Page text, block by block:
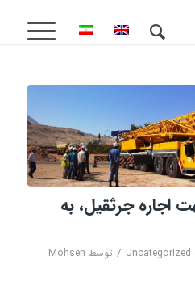
اجاره جرثقیل، به
Uncategorized
/ توسط Mohsen